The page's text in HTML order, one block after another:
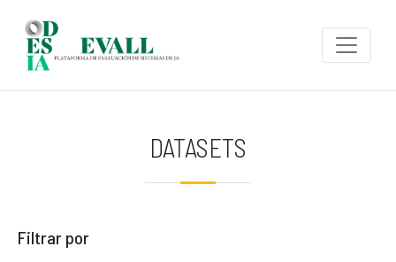
DATASETS
Filtrar por